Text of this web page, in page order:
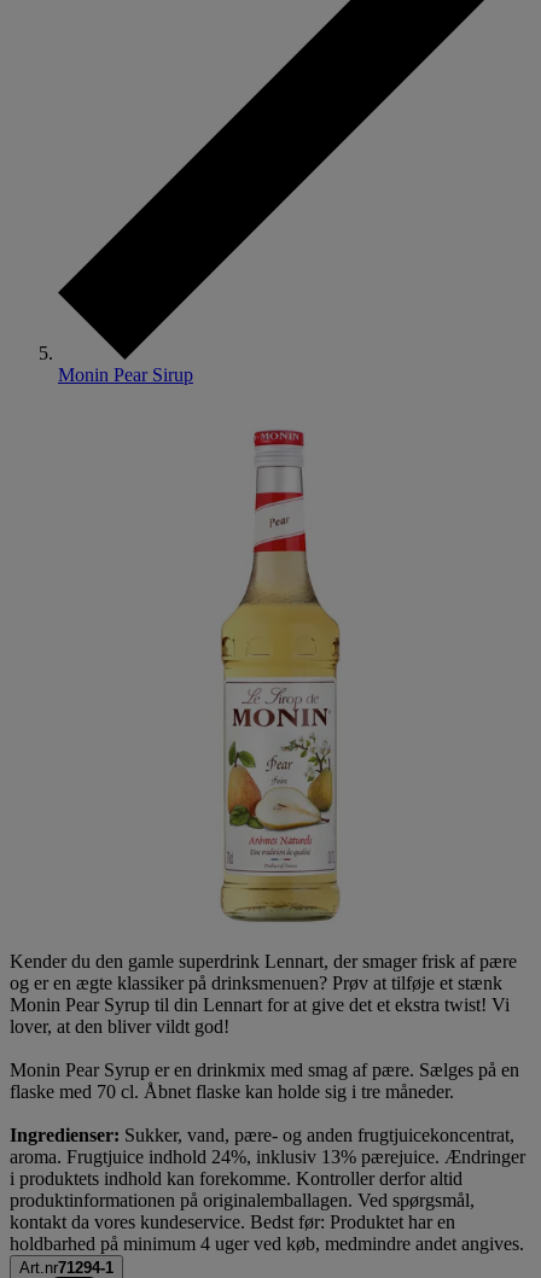
Monin Pear Sirup
Kender du den gamle superdrink Lennart, der smager frisk af pære
og er en ægte klassiker på drinksmenuen? Prøv at tilføje et stænk
Monin Pear Syrup til din Lennart for at give det et ekstra twist! Vi
lover, at den bliver vildt god!
Monin Pear Syrup er en drinkmix med smag af pære. Sælges på en
flaske med 70 cl. Åbnet flaske kan holde sig i tre måneder.
Ingredienser: Sukker, vand, pære- og anden frugtjuicekoncentrat,
aroma. Frugtjuice indhold 24%, inklusiv 13% pærejuice. Ændringer
i produktets indhold kan forekomme. Kontroller derfor altid
produktinformationen på originalemballagen. Ved spørgsmål,
kontakt da vores kundeservice. Bedst før: Produktet har en
holdbarhed på minimum 4 uger ved køb, medmindre andet angives.
Art.nr71294-1